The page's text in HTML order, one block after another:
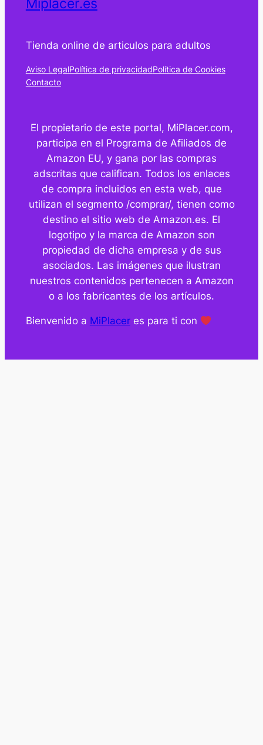
Miplacer.es
Tienda online de articulos para adultos
Aviso LegalPolítica de privacidadPolítica de Cookies
Contacto
El propietario de este portal, MiPlacer.com,
participa en el Programa de Afiliados de
Amazon EU, y gana por las compras
adscritas que califican. Todos los enlaces
de compra incluidos en esta web, que
utilizan el segmento /comprar/, tienen como
destino el sitio web de Amazon.es. El
logotipo y la marca de Amazon son
propiedad de dicha empresa y de sus
asociados. Las imágenes que ilustran
nuestros contenidos pertenecen a Amazon
o a los fabricantes de los artículos.
Bienvenido a MiPlaceres para ti con